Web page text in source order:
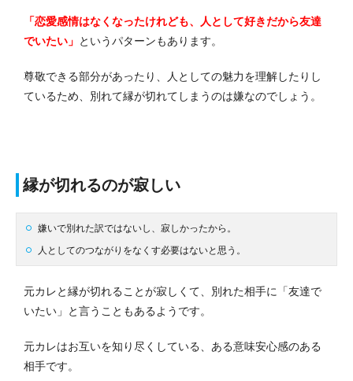
「恋愛感情はなくなったけれども、人として好きだから友達
でいたい」 というパターンもあります。
尊敬できる部分があったり、人としての魅力を理解したりし
ているため、別れて縁が切れてしまうのは嫌なのでしょう。
縁が切れるのが寂しい
嫌いで別れた訳ではないし、寂しかったから。
人としてのつながりをなくす必要はないと思う。
元カレと縁が切れることが寂しくて、別れた相手に「友達で
いたい」と言うこともあるようです。
元カレはお互いを知り尽くしている、ある意味安心感のある
相手です。